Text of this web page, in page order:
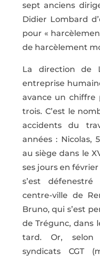
sept anciens
Didier Lombard
pour «
de harcèlement
La direction de
entreprise
avance un chiffre
trois. C’est le
accidents du
années : Nicolas,
au siège dans le
ses jours en février
s’est
centre-ville de
Bruno, qui s’est
de Trégunc, dans
tard. Or, selon
syndicats CGT